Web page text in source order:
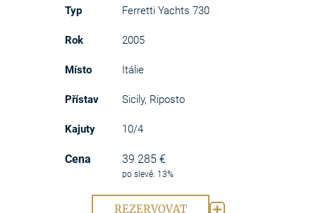
Ferretti Yachts 730
2005
Itálie
Sicily, Riposto
10/4
39 285 €
po slevě: 13%
REZERVOVAT